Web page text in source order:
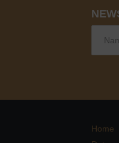
Home